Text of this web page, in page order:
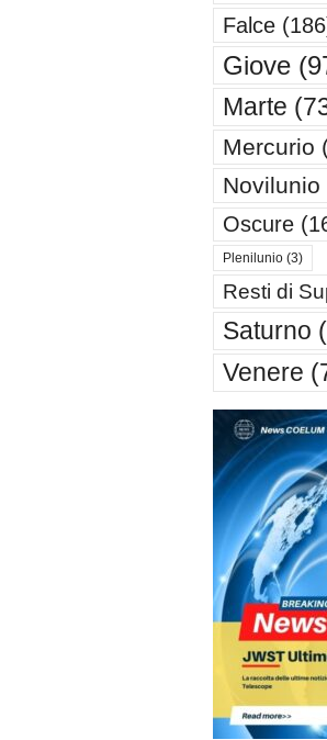
Falce
Giove
Marte
Mercurio
Novilunio
Oscure
Plenilunio(3)
Resti di
Saturno
Venere